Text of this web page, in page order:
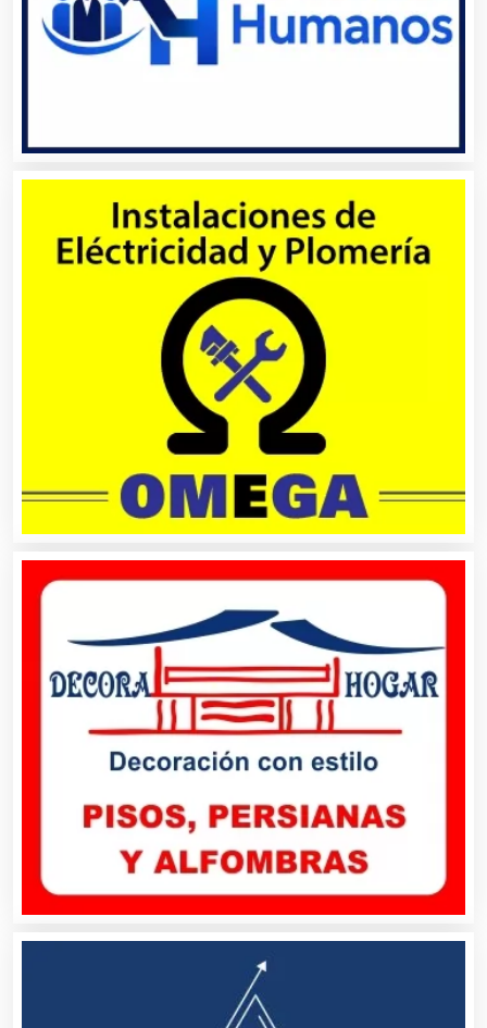
Belleza
Cafeterías
Cajas de Ahorro
Cámaras de Comercio
Camiones para Fletes
Cancelería de Aluminio
Capacitación
Carnicerías
Carpinterías
Centros Comerciales